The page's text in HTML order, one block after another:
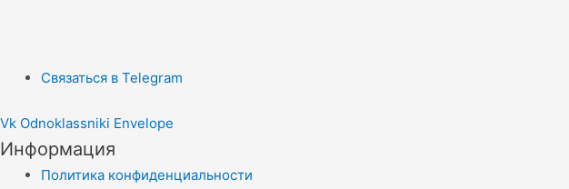
Связаться в Telegram
Vk Odnoklassniki Envelope
Информация
Политика конфиденциальности